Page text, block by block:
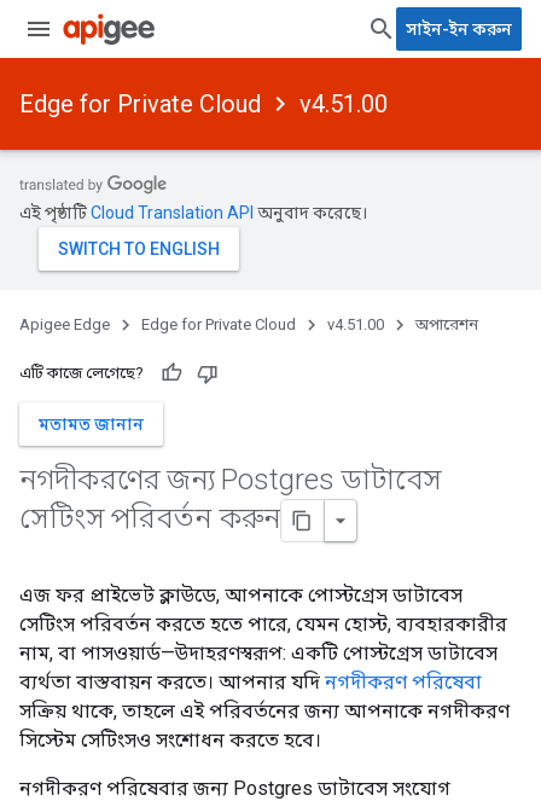
সাইন-ইন করুন
Edge for Private Cloud v4.51.00
এই পৃষ্ঠাটিCloud Translation API অনুবাদ করেছে।
Apigee Edge Edge for Private Cloud v4.51.00 অপারেশন
এটি কাজে লেগেছে?
মতামত জানান
নগদীকরণের জন্য Postgres ডাটাবেস
সেটিংস পরিবর্তন করুন
এজ ফর প্রাইভেট ক্লাউডে, আপনাকে পোস্টগ্রেস ডাটাবেস
সেটিংস পরিবর্তন করতে হতে পারে, যেমন হোস্ট, ব্যবহারকারীর
নাম, বা পাসওয়ার্ড—উদাহরণস্বরূপ: একটি পোস্টগ্রেস ডাটাবেস
ব্যর্থতা বাস্তবায়ন করতে। আপনার যদি নগদীকরণ পরিষেবা
সক্রিয় থাকে, তাহলে এই পরিবর্তনের জন্য আপনাকে নগদীকরণ
সিস্টেম সেটিংসও সংশোধন করতে হবে।
নগদীকরণ পরিষেবার জন্য Postgres ডাটাবেস সংযোগ